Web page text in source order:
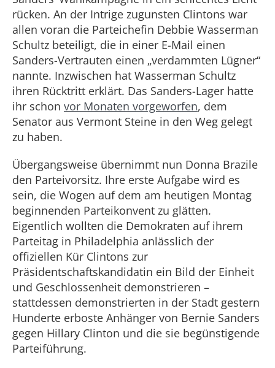
rücken. An der Intrige zugunsten Clintons war
allen voran die Parteichefin Debbie Wasserman
Schultz beteiligt, die in einer E-Mail einen
Sanders-Vertrauten einen „verdammten Lügner“
nannte. Inzwischen hat Wasserman Schultz
ihren Rücktritt erklärt. Das Sanders-Lager hatte
ihr schon vor Monaten vorgeworfen, dem
Senator aus Vermont Steine in den Weg gelegt
zu haben.
Übergangsweise übernimmt nun Donna Brazile
den Parteivorsitz. Ihre erste Aufgabe wird es
sein, die Wogen auf dem am heutigen Montag
beginnenden Parteikonvent zu glätten.
Eigentlich wollten die Demokraten auf ihrem
Parteitag in Philadelphia anlässlich der
offiziellen Kür Clintons zur
Präsidentschaftskandidatin ein Bild der Einheit
und Geschlossenheit demonstrieren –
stattdessen demonstrierten in der Stadt gestern
Hunderte erboste Anhänger von Bernie Sanders
gegen Hillary Clinton und die sie begünstigende
Parteiführung.